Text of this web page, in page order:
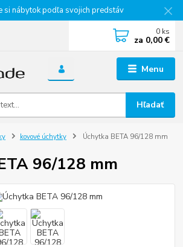
si nábytok podľa svojich predstáv
Menu
Hľadať
0 ks
za 0,00 €
kovové úchytky Úchytka BETA 96/128 mm
96/128 mm